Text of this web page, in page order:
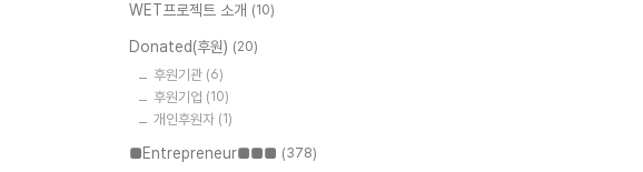
WET프로젝트 소개 (10)
Donated(후원) (20)
후원기관 (6)
후원기업 (10)
개인후원자 (1)
■Entrepreneur■■■ (378)